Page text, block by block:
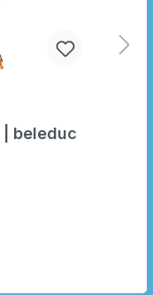
| beleduc